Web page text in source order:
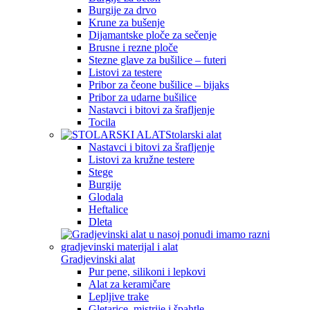
Burgije za drvo
Krune za bušenje
Dijamantske ploče za sečenje
Brusne i rezne ploče
Stezne glave za bušilice – futeri
Listovi za testere
Pribor za čeone bušilice – bijaks
Pribor za udarne bušilice
Nastavci i bitovi za šrafljenje
Tocila
Stolarski alat
Nastavci i bitovi za šrafljenje
Listovi za kružne testere
Stege
Burgije
Glodala
Heftalice
Dleta
Gradjevinski alat
Pur pene, silikoni i lepkovi
Alat za keramičare
Lepljive trake